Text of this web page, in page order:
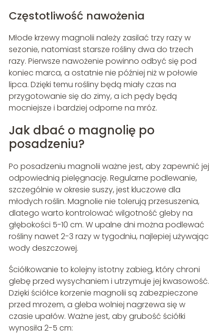
Częstotliwość nawożenia
Młode krzewy magnolii należy zasilać trzy razy w
sezonie, natomiast starsze rośliny dwa do trzech
razy. Pierwsze nawożenie powinno odbyć się pod
koniec marca, a ostatnie nie później niż w połowie
lipca. Dzięki temu rośliny będą miały czas na
przygotowanie się do zimy, a ich pędy będą
mocniejsze i bardziej odporne na mróz.
Jak dbać o magnolię po
posadzeniu?
Po posadzeniu magnolii ważne jest, aby zapewnić jej
odpowiednią pielęgnację. Regularne podlewanie,
szczególnie w okresie suszy, jest kluczowe dla
młodych roślin. Magnolie nie tolerują przesuszenia,
dlatego warto kontrolować wilgotność gleby na
głębokości 5-10 cm. W upalne dni można podlewać
rośliny nawet 2-3 razy w tygodniu, najlepiej używając
wody deszczowej.
Ściółkowanie to kolejny istotny zabieg, który chroni
glebę przed wysychaniem i utrzymuje jej kwasowość.
Dzięki ściółce korzenie magnolii są zabezpieczone
przed mrozem, a gleba wolniej nagrzewa się w
czasie upałów. Ważne jest, aby grubość ściółki
wynosiła 2-5 cm: